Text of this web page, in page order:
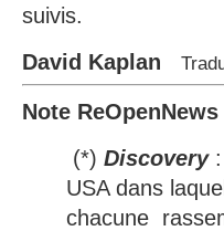
suivis.
David Kaplan
Note ReOpenNews
(*) Discovery
USA dans
chacune